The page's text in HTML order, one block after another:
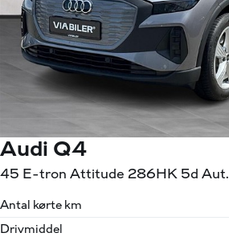
Audi Q4
45 E-tron Attitude 286HK 5d Aut.
Antal kørte km
Drivmiddel